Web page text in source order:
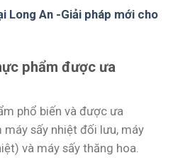
Long An -Giải pháp mới cho
phẩm được ưa
phổ biến và được ưa
sấy nhiệt đối lưu, máy
và máy sấy thăng hoa.